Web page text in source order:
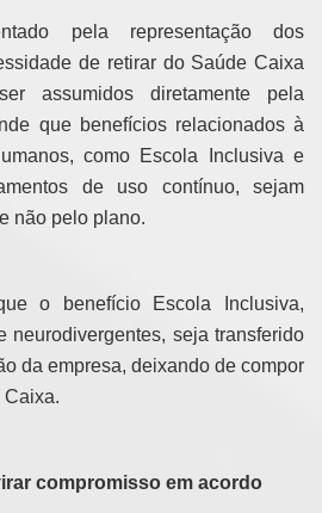
pela representação dos
de retirar do Saúde Caixa
assumidos diretamente pela
que benefícios relacionados à
como Escola Inclusiva e
de uso contínuo, sejam
não pelo plano.
o benefício Escola Inclusiva,
neurodivergentes, seja transferido
da empresa, deixando de compor
Caixa.
compromisso em acordo